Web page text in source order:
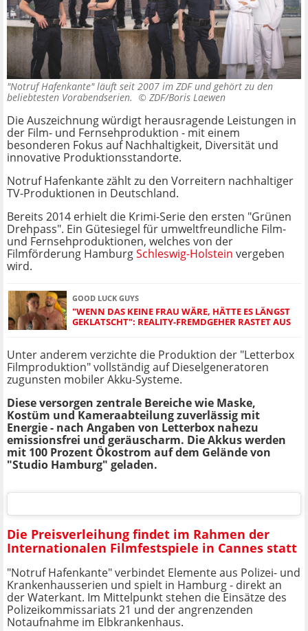
"Notruf Hafenkante" läuft seit 2007 im ZDF und gehört zu den
beliebtesten Vorabendserien. © ZDF/Boris Laewen
Die Auszeichnung würdigt herausragende Leistungen in
der Film- und Fernsehproduktion - mit einem
besonderen Fokus auf Nachhaltigkeit, Diversität und
innovative Produktionsstandorte.
Notruf Hafenkante zählt zu den Vorreitern nachhaltiger
TV-Produktionen in Deutschland.
Bereits 2014 erhielt die Krimi-Serie den ersten "Grünen
Drehpass". Ein Gütesiegel für umweltfreundliche Film-
und Fernsehproduktionen, welches von der
Filmförderung HamburgSchleswig-Holstein vergeben
wird.
GOOD LUCK GUYS
"WENN DAS KEINE FRAU WÄRE, HÄTTE ES LÄNGST
GEKLATSCHT": REALITY-FREMDGEHER RASTET AUS
Unter anderem verzichte die Produktion der "Letterbox
Filmproduktion" vollständig auf Dieselgeneratoren
zugunsten mobiler Akku-Systeme.
Diese versorgen zentrale Bereiche wie Maske,
Kostüm und Kameraabteilung zuverlässig mit
Energie - nach Angaben von Letterbox nahezu
emissionsfrei und geräuscharm. Die Akkus werden
mit 100 Prozent Ökostrom auf dem Gelände von
"Studio Hamburg" geladen.
Die Preisverleihung findet im Rahmen der
Internationalen Filmfestspiele in Cannes statt
"Notruf Hafenkante" verbindet Elemente aus Polizei- und
Krankenhausserien und spielt in Hamburg - direkt an
der Waterkant. Im Mittelpunkt stehen die Einsätze des
Polizeikommissariats 21 und der angrenzenden
Notaufnahme im Elbkrankenhaus.